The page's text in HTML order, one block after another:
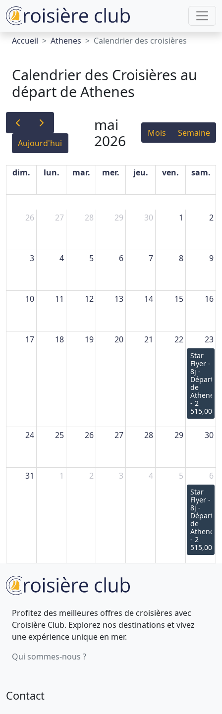
Accueil Athenes Calendrier des croisières
Calendrier des Croisières au
départ de Athenes
Aujourd'hui
mai
2026
Mois Semaine
dim. lun. mar. mer. jeu. ven. sam.
26 27 28 29 30 1 2
3 4 5 6 7 8 9
10 11 12 13 14 15 16
17 18 19 20 21 22 23
Star
Flyer -
8j -
Départ
de
Athenes
- 2
515,00€
24 25 26 27 28 29 30
31 1 2 3 4 5 6
Star
Flyer -
8j -
Départ
de
Athenes
- 2
515,00€
Profitez des meilleures offres de croisières avec
Croisière Club. Explorez nos destinations et vivez
une expérience unique en mer.
Qui sommes-nous ?
Contact